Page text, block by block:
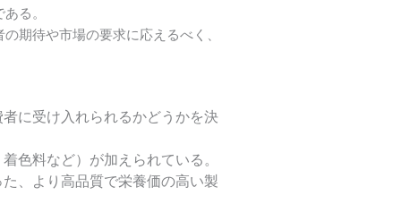
る。
期待や市場の要求に応えるべく、
に受け入れられるかどうかを決
色料など）が加えられている。
、より高品質で栄養価の高い製